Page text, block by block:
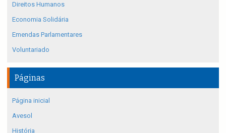
Direitos Humanos
Economia Solidária
Emendas Parlamentares
Voluntariado
Páginas
Página inicial
Avesol
História